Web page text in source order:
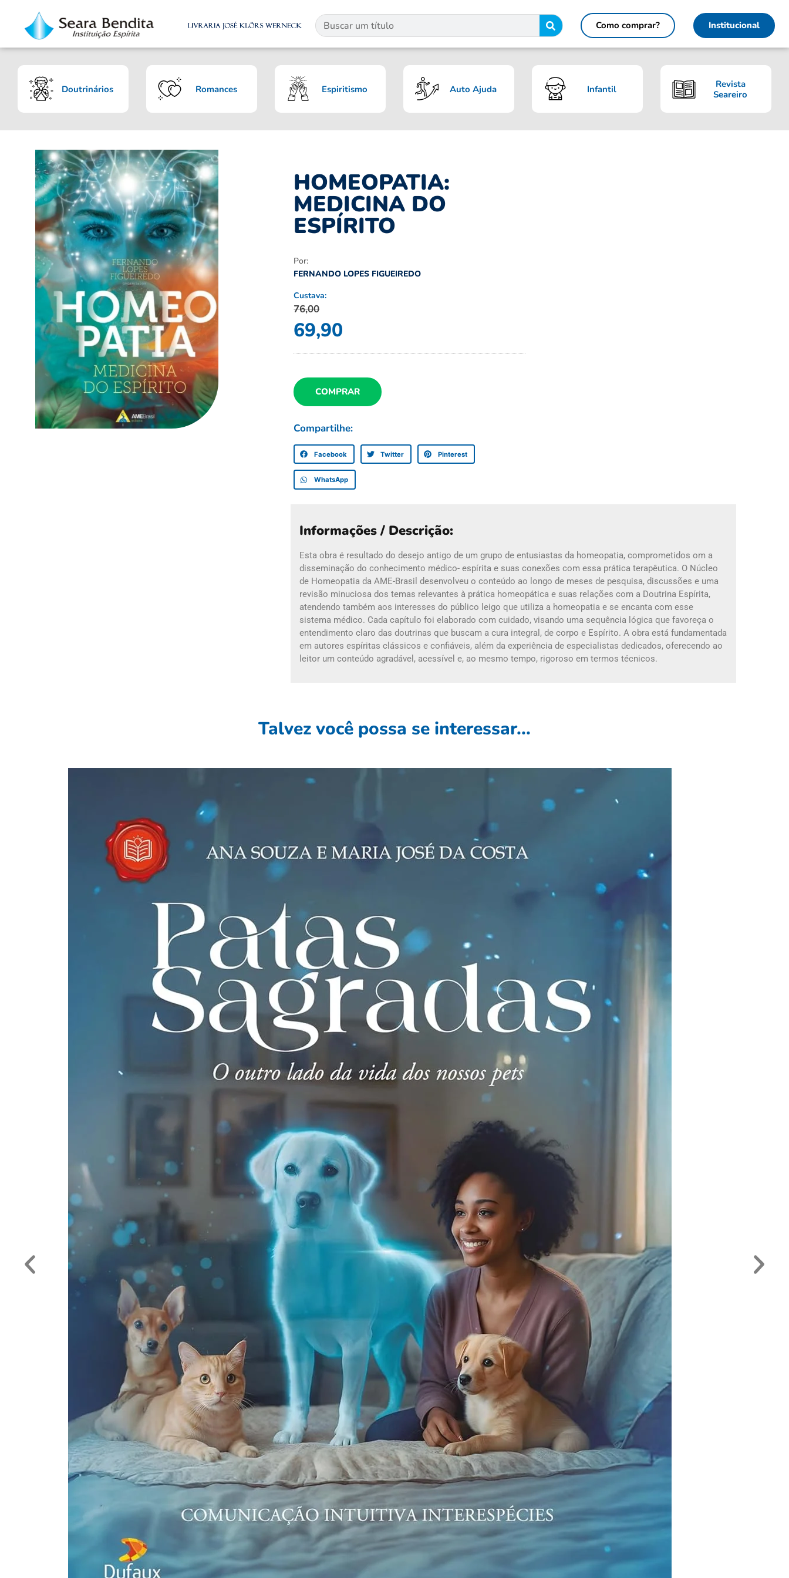
Como comprar? Institucional
Doutrinários Romances Espiritismo Auto Ajuda Infantil
Revista
Seareiro
HOMEOPATIA:
MEDICINA DO
ESPÍRITO
Por:
FERNANDO LOPES FIGUEIREDO
Custava:
76,00
69,90
COMPRAR
Compartilhe:
Facebook Twitter Pinterest
WhatsApp
Informações / Descrição:
Esta obra é resultado do desejo antigo de um grupo de entusiastas da homeopatia, comprometidos om a
disseminação do conhecimento médico- espírita e suas conexões com essa prática terapêutica. O Núcleo
de Homeopatia da AME-Brasil desenvolveu o conteúdo ao longo de meses de pesquisa, discussões e uma
revisão minuciosa dos temas relevantes à prática homeopática e suas relações com a Doutrina Espírita,
atendendo também aos interesses do público leigo que utiliza a homeopatia e se encanta com esse
sistema médico. Cada capítulo foi elaborado com cuidado, visando uma sequência lógica que favoreça o
entendimento claro das doutrinas que buscam a cura integral, de corpo e Espírito. A obra está fundamentada
em autores espíritas clássicos e confiáveis, além da experiência de especialistas dedicados, oferecendo ao
leitor um conteúdo agradável, acessível e, ao mesmo tempo, rigoroso em termos técnicos.
Talvez você possa se interessar...